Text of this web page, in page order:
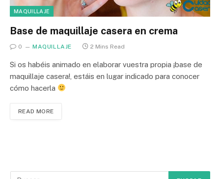
MAQUILLAJE
Base de maquillaje casera en crema
0 MAQUILLAJE 2 Mins Read
Si os habéis animado en elaborar vuestra propia ¡base de
maquillaje casera!, estáis en lugar indicado para conocer
cómo hacerla
READ MORE